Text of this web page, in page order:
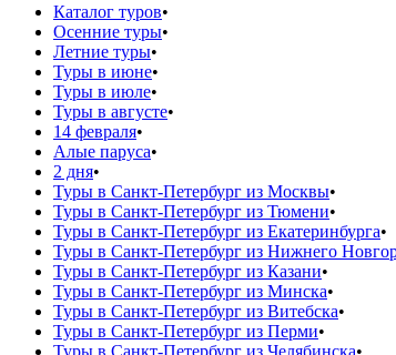
Каталог туров•
Осенние туры•
Летние туры•
Туры в июне•
Туры в июле•
Туры в августе•
14 февраля•
Алые паруса•
2 дня•
Туры в Санкт-Петербург из Москвы•
Туры в Санкт-Петербург из Тюмени•
Туры в Санкт-Петербург из Екатеринбурга•
Туры в Санкт-Петербург из Нижнего
Туры в Санкт-Петербург из Казани•
Туры в Санкт-Петербург из Минска•
Туры в Санкт-Петербург из Витебска•
Туры в Санкт-Петербург из Перми•
Туры в Санкт-Петербург из Челябинска•